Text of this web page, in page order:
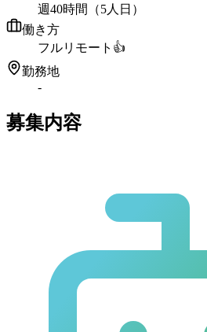
週40時間（5人日）
働き方
フルリモート 👍
勤務地
-
募集内容